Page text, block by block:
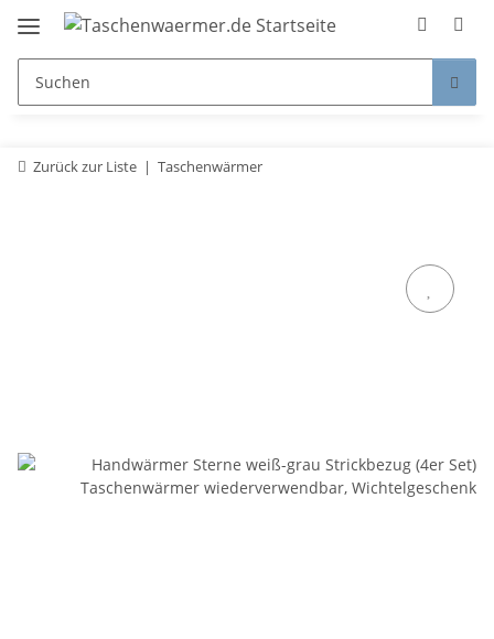
Zurück zur Liste Taschenwärmer